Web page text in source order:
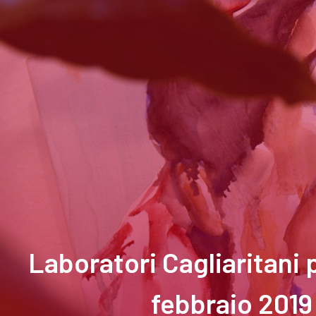
Laboratori Cagliaritani
febbraio